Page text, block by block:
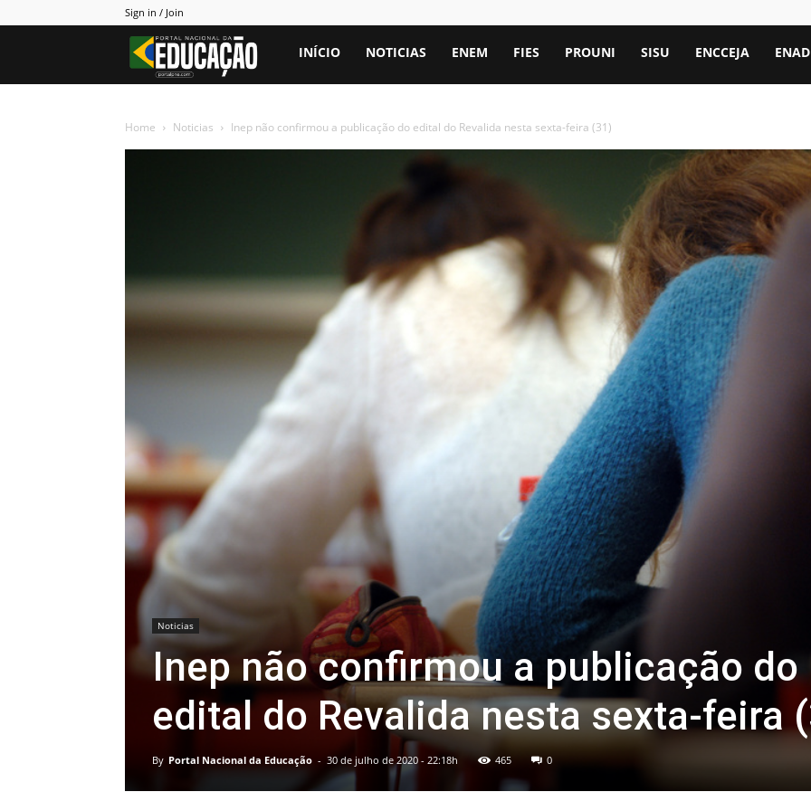
Sign in / Join
Portal
INÍCIO NOTICIAS ENEM FIES PROUNI SISU ENCCEJA
Home Noticias Inep não confirmou a publicação do edital do Revalida nesta sexta-feira (31)
Noticias
Inep não confirmou a publicação do
edital do Revalida nesta sexta-feira
By Portal Nacional da Educação - 30 de julho de 2020 - 22:18h 465 0